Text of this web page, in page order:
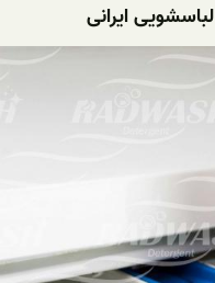
ایرانی